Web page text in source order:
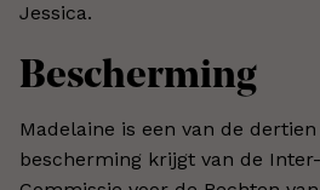
Jessica.
Bescherming
Madelaine is een van de
bescherming krijgt van de